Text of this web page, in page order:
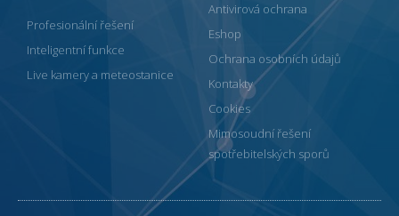
Profesionální řešení
Inteligentní funkce
Live kamery a meteostanice
Antivirová ochrana
Eshop
Ochrana osobních údajů
Kontakty
Cookies
Mimosoudní řešení
spotřebitelských sporů